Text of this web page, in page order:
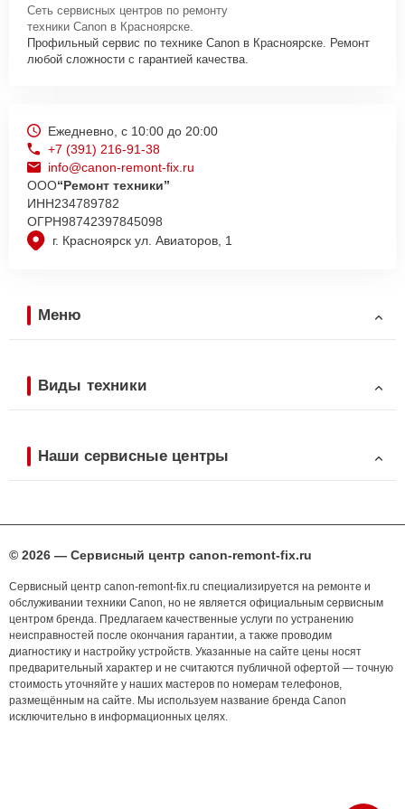
Сеть сервисных центров по ремонту
техники Canon в Красноярске.
Профильный сервис по технике Canon в Красноярске. Ремонт
любой сложности с гарантией качества.
г. Красноярск ул. Авиаторов, 1
Ежедневно, с 10:00 до 20:00
+7 (391) 216-91-38
info@canon-remont-fix.ru
ООО“Ремонт техники”
ИНН234789782
ОГРН98742397845098
Меню
Виды техники
Наши сервисные центры
© 2026 — Сервисный центр canon-remont-fix.ru
Сервисный центр canon-remont-fix.ru специализируется на ремонте и
обслуживании техники Canon, но не является официальным сервисным
центром бренда. Предлагаем качественные услуги по устранению
неисправностей после окончания гарантии, а также проводим
диагностику и настройку устройств. Указанные на сайте цены носят
предварительный характер и не считаются публичной офертой — точную
стоимость уточняйте у наших мастеров по номерам телефонов,
размещённым на сайте. Мы используем название бренда Canon
исключительно в информационных целях.